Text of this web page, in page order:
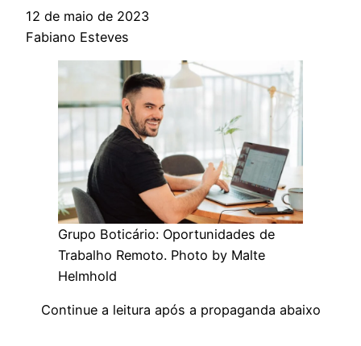
12 de maio de 2023
Fabiano Esteves
Grupo Boticário: Oportunidades de
Trabalho Remoto. Photo by Malte
Helmhold
Continue a leitura após a propaganda abaixo